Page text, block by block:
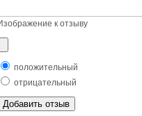
к отзыву
положительный
отрицательный